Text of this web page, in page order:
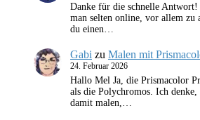
Danke für die schnelle
man selten online, vor allem zu
du einen…
Gabi zu Malen mit
24. Februar 2026
Hallo Mel Ja, die Prismacolor
als die Polychromos. Ich
damit malen,…